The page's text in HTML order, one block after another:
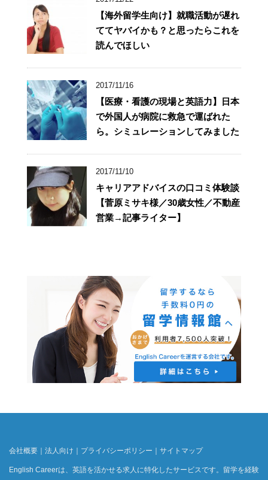
【海外留学生向け】就職活動が遅れ
ててヤバイかも？と思ったらこれを
読んでほしい
2017/11/16
【医療・看護の現場と英語力】日本
で外国人が病院に救急で運ばれた
ら。シミュレーションしてみました
2017/11/10
キャリアアドバイスの口コミ体験談
【菅原ミサキ様／30歳女性／不動産
営業→記事ライター】
会社概要 法人向け プライバシーポリシー サイトマップ
English Careerは、英語を活かせる求人に特化したサービスです。留学を経験